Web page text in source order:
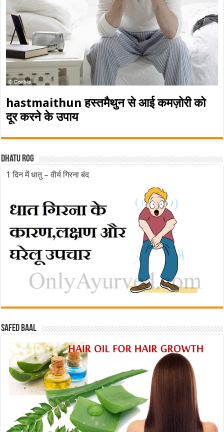
hastmaithun हस्तमैथुन से आई कमज़ोरी को
दूर करने के उपाय
Dhatu rog
1 दिन में धातु – वीर्य गिरना बंद
Safed baal